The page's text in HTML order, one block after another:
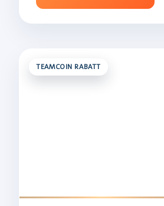
TEAMCOIN RABATT